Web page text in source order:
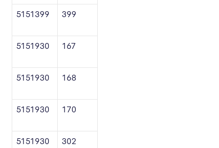
5151399 399
5151930 167
5151930 168
5151930 170
5151930 302